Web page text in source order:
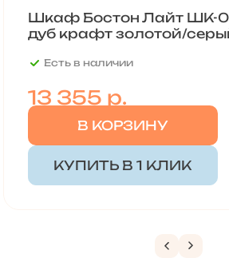
Шкаф Бостон Лайт ШК-
дуб крафт золотой/
Есть в наличии
13 355 р.
В КОРЗИНУ
КУПИТЬ В 1 КЛИК